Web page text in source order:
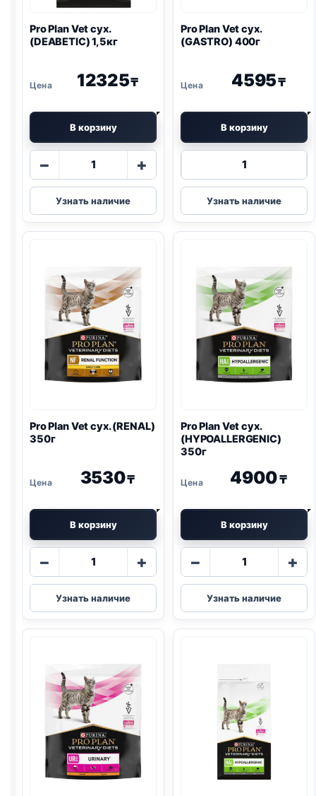
Pro PlanVet сух.
(DEABETIC) 1,5кг
12325₸
В корзину
−
Количество
Pro
Plan
Vet
+
Узнать наличие
Pro PlanVet сух.
(GASTRO) 400г
4595₸
В корзину
Количество
Pro
Plan
Vet
Узнать наличие
Pro PlanVet сух. (RENAL)
350г
3530₸
В корзину
−
Количество
Pro
Plan
Vet
+
Узнать наличие
Pro PlanVet сух.
(HYPOALLERGENIC)
350г
4900₸
В корзину
−
Количество
Pro
Plan
Vet
+
Узнать наличие